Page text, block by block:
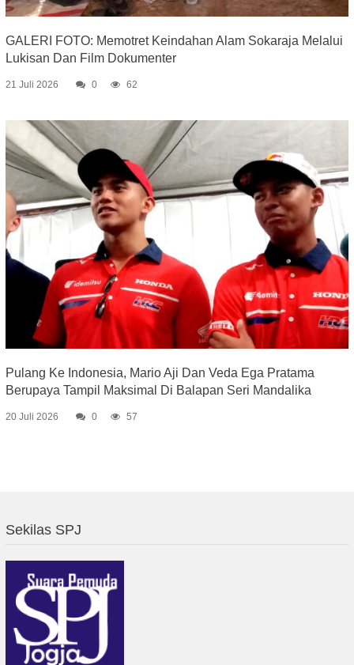
GALERI FOTO: Memotret Keindahan Alam Sokaraja Melalui
Lukisan Dan Film Dokumenter
21 Juli 2026 0 62
Pulang Ke Indonesia, Mario Aji Dan Veda Ega Pratama
Berupaya Tampil Maksimal Di Balapan Seri Mandalika
20 Juli 2026 0 57
Sekilas SPJ